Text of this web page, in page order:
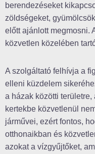
berendezéseket
zöldségeket,
előtt ajánlott megmosni.
közvetlen közelében
A szolgáltató felhívja a
elleni küzdelem
a házak közötti
kertekbe közvetlenül
járművei, ezért fontos,
otthonaikban és
azokat a vízgyűjtőket,